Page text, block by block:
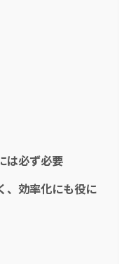
は必ず必要
、効率化にも役に